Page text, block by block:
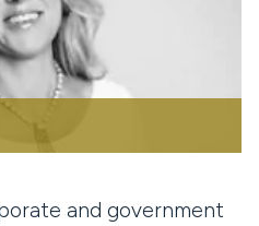
and government